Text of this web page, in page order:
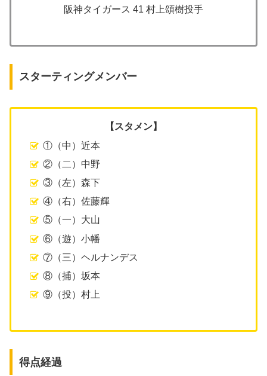
阪神タイガース 41 村上頌樹投手
スターティングメンバー
【スタメン】
①（中）近本
②（二）中野
③（左）森下
④（右）佐藤輝
⑤（一）大山
⑥（遊）小幡
⑦（三）ヘルナンデス
⑧（捕）坂本
⑨（投）村上
得点経過